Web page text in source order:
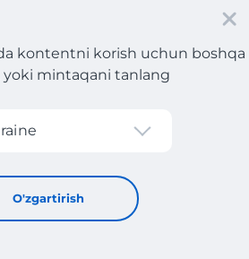
kontentni korish uchun boshqa
mintaqani tanlang
O'zgartirish